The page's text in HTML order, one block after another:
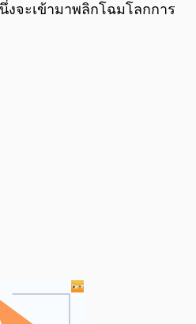
จะเข้ามาพลิกโฉมโลกการ